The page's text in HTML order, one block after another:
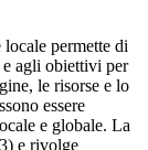
permette di
e agli obiettivi per
le risorse e lo
essere
e globale. La
e rivolge